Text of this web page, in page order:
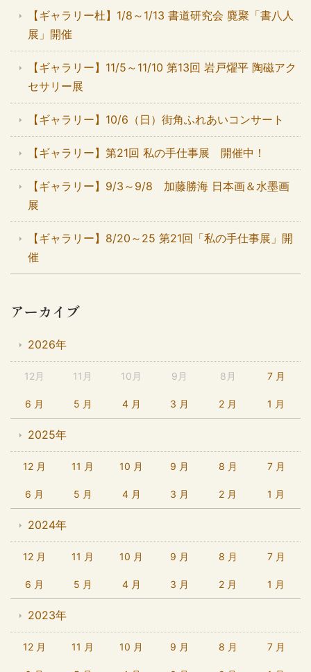
【ギャラリー杜】1/8～1/13 書道研究会 麑聚「書八人
展」開催
【ギャラリー】11/5～11/10 第13回 岩戸燿平 陶磁アク
セサリー展
【ギャラリー】10/6（日）街角ふれあいコンサート
【ギャラリー】第21回 私の手仕事展 開催中！
【ギャラリー】9/3～9/8 加藤勝海 日本画＆水墨画
展
【ギャラリー】8/20～25 第21回「私の手仕事展」開
催
アーカイブ
2026年
12月 11月 10月 9月 8月 7 月
6 月 5 月 4 月 3 月 2 月 1 月
2025年
12 月 11 月 10 月 9 月 8 月 7 月
6 月 5 月 4 月 3 月 2 月 1 月
2024年
12 月 11 月 10 月 9 月 8 月 7 月
6 月 5 月 4 月 3 月 2 月 1 月
2023年
12 月 11 月 10 月 9 月 8 月 7 月